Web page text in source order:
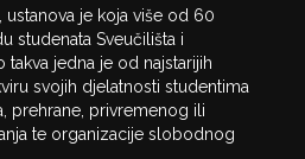
ustanova je koja više od 60
studenata Sveučilišta i
takva jedna je od najstarijih
svojih djelatnosti studentima
prehrane, privremenog ili
te organizacije slobodnog